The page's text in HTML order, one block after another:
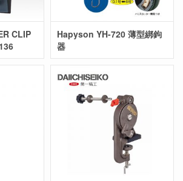
CLIP
Hapyson YH-720 薄型綁鉤
器